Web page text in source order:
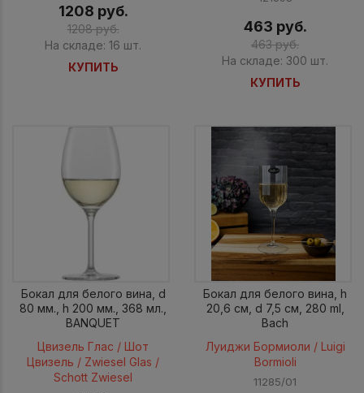
1208 руб.
1208 руб.
На складе: 16 шт.
КУПИТЬ
463 руб.
463 руб.
На складе: 300 шт.
КУПИТЬ
Бокал для белого вина, d
80 мм., h 200 мм., 368 мл.,
BANQUET
Цвизель Глас / Шот
Цвизель / Zwiesel Glas /
Schott Zwiesel
Бокал для белого вина, h
20,6 см, d 7,5 см, 280 ml,
Bach
Луиджи Бормиоли / Luigi
Bormioli
11285/01